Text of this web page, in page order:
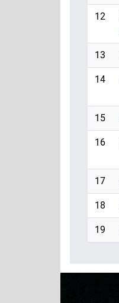
12
13
14
15
16
17
18
19